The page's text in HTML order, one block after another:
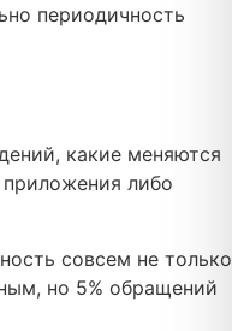
периодичность
какие меняются
либо
совсем не только
но 5% обращений